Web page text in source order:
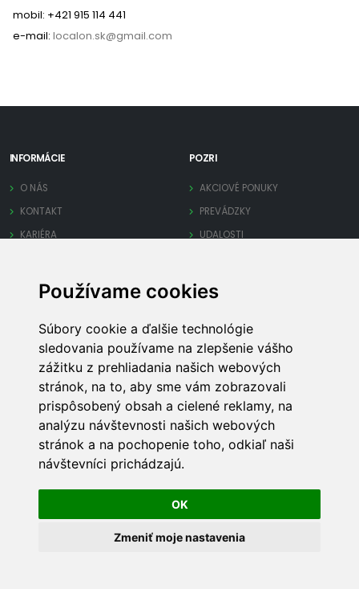
Používame cookies
Súbory cookie a ďalšie technológie
sledovania používame na zlepšenie vášho
zážitku z prehliadania našich webových
stránok, na to, aby sme vám zobrazovali
prispôsobený obsah a cielené reklamy, na
analýzu návštevnosti našich webových
stránok a na pochopenie toho, odkiaľ naši
návštevníci prichádzajú.
OK
Zmeniť moje nastavenia
mobil: +421 915 114 441
e-mail: localon.sk@gmail.com
INFORMÁCIE
O NÁS
KONTAKT
KARIÉRA
POZRI
AKCIOVÉ PONUKY
PREVÁDZKY
UDALOSTI
PRE FIRMY
PRIDAJ FIRMU
SPRAVUJ FIRMU
OBCHODNÉ PODMIENKY
INÉ
MAPA STRÁNKY
REKLAMA
TECHNICKÁ PODPORA